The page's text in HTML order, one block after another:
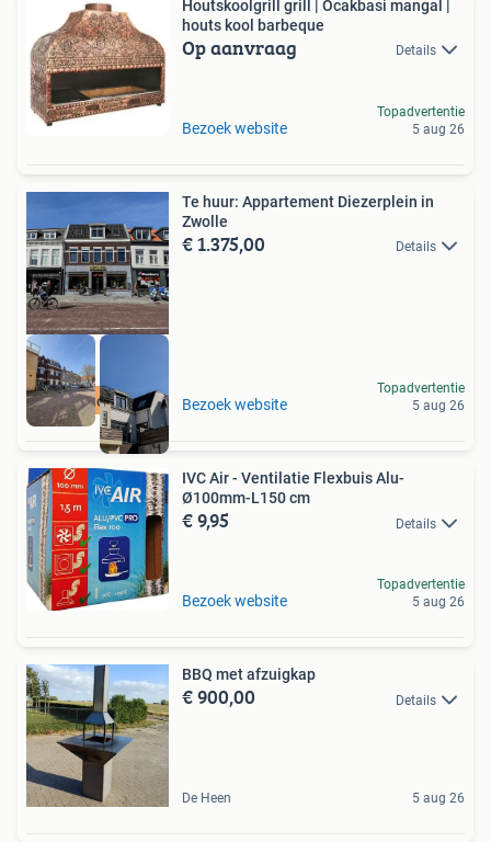
Houtskoolgrill grill | Ocakbasi mangal |
houts kool barbeque
Op aanvraag Details
Bezoek website
Topadvertentie
5 aug 26
Meer op onze site
Te huur: Appartement Diezerplein in
Zwolle
€ 1.375,00 Details
Bezoek website
Topadvertentie
5 aug 26
IVC Air - Ventilatie Flexbuis Alu-
Ø100mm-L150 cm
€ 9,95 Details
Bezoek website
Topadvertentie
5 aug 26
BBQ met afzuigkap
€ 900,00 Details
De Heen 5 aug 26